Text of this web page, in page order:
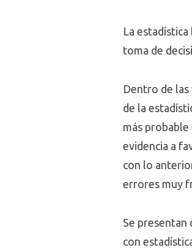
La
toma de
Dentro de las
de la
más
evidencia a
con lo
errores muy
Se presentan
con